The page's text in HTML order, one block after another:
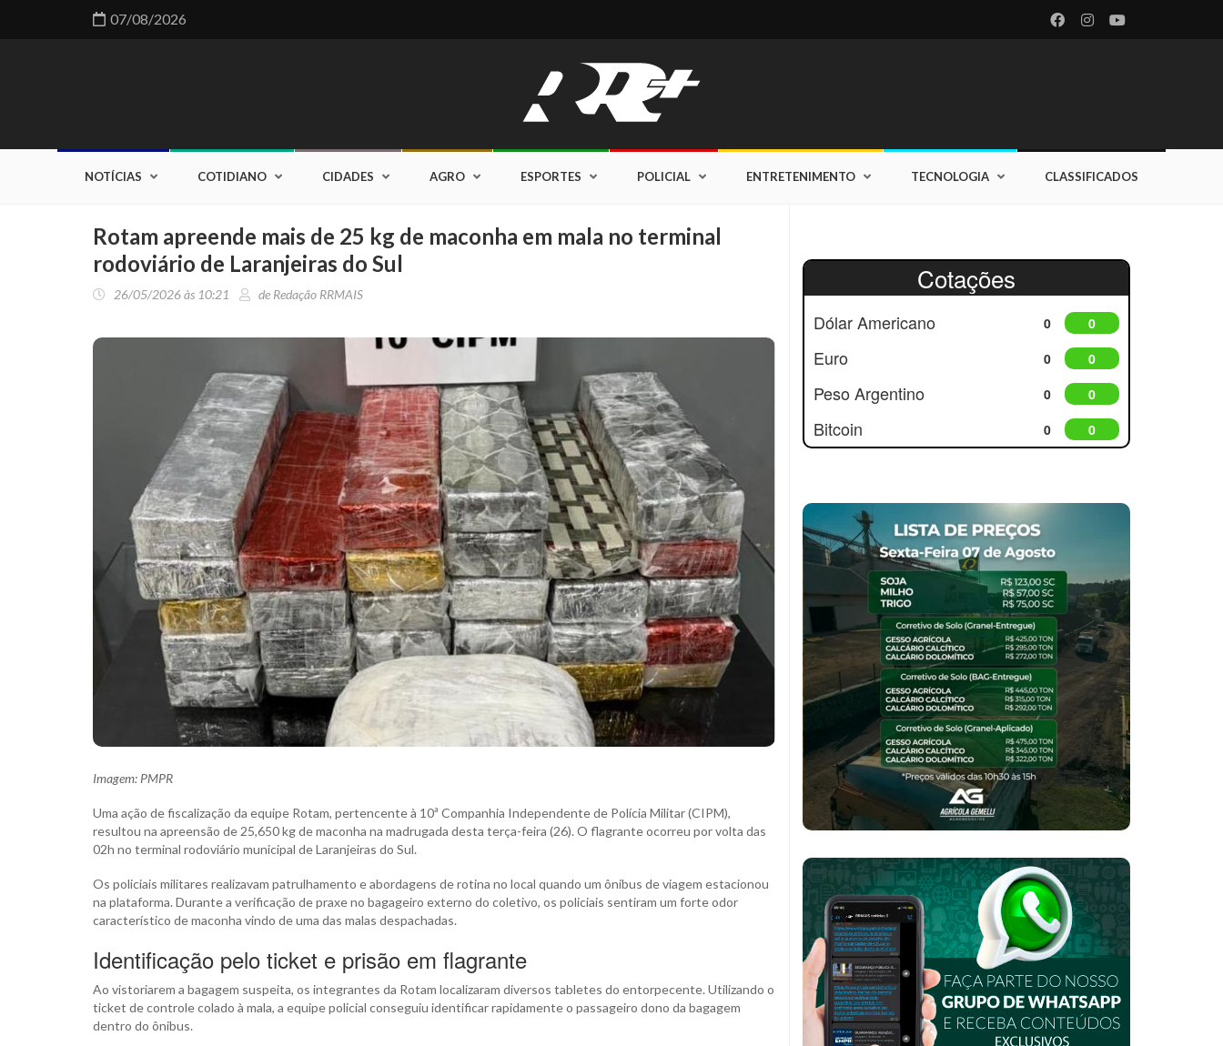
07/08/2026
NOTÍCIAS COTIDIANO CIDADES AGRO ESPORTES POLICIAL ENTRETENIMENTO TECNOLOGIA CLASSIFICADOS
Rotam apreende mais de 25 kg de maconha em mala no terminal
rodoviário de Laranjeiras do Sul
26/05/2026 às 10:21 de Redação RRMAIS
Imagem: PMPR
Uma ação de fiscalização da equipe Rotam, pertencente à 10ª Companhia Independente de Polícia Militar (CIPM),
resultou na apreensão de 25,650 kg de maconha na madrugada desta terça-feira (26). O flagrante ocorreu por volta das
02h no terminal rodoviário municipal de Laranjeiras do Sul.
Os policiais militares realizavam patrulhamento e abordagens de rotina no local quando um ônibus de viagem estacionou
na plataforma. Durante a verificação de praxe no bagageiro externo do coletivo, os policiais sentiram um forte odor
característico de maconha vindo de uma das malas despachadas.
Identificação pelo ticket e prisão em flagrante
Ao vistoriarem a bagagem suspeita, os integrantes da Rotam localizaram diversos tabletes do entorpecente. Utilizando o
ticket de controle colado à mala, a equipe policial conseguiu identificar rapidamente o passageiro dono da bagagem
dentro do ônibus.
Cotações
Dólar Americano 0 0
Euro 0 0
Peso Argentino 0 0
Bitcoin 0 0